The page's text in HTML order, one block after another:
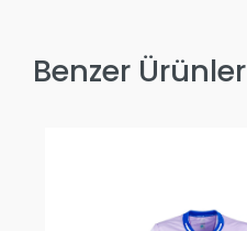
Benzer Ürünler